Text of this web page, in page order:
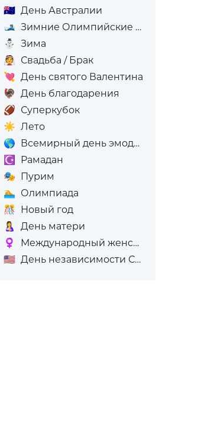
🇦🇺 День Австралии
🎿 Зимние Олимпийские игры
⛄
Зима
👰 Свадьба / Брак
💘 День святого Валентина
🦃 День благодарения
🏈 Суперкубок
☀️ Лето
🌎 Всемирный день эмодзи
☪️
Рамадан
🎭 Пурим
🏊 Олимпиада
🎊
Новый год
🤱
День матери
♀️
Международный женский день (8-е марта)
🇺🇸 День независимости США